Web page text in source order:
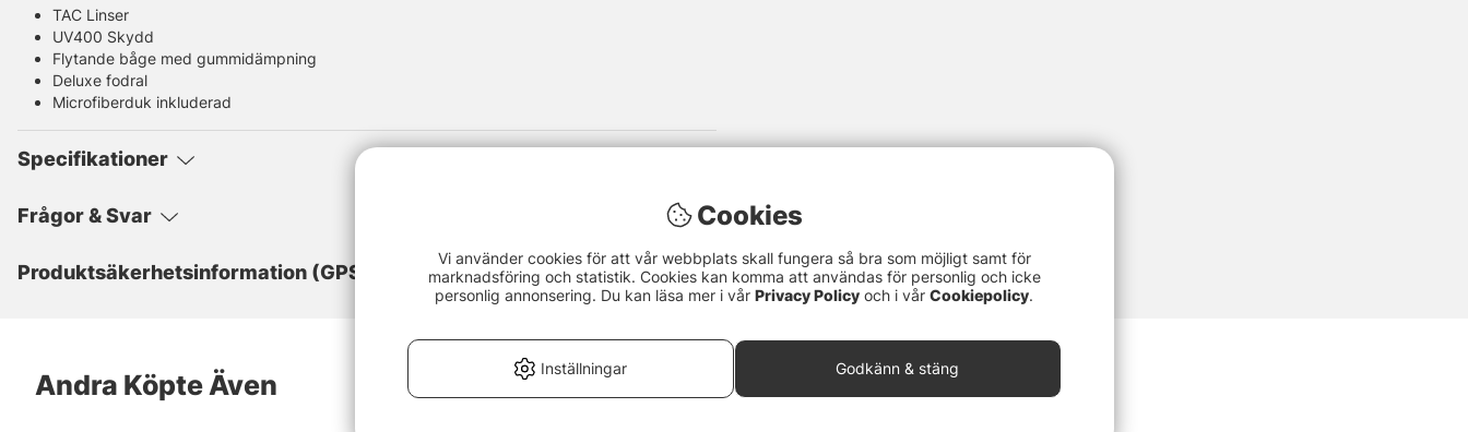
TAC Linser
UV400 Skydd
Flytande båge med gummidämpning
Deluxe fodral
Microfiberduk inkluderad
Specifikationer
Frågor & Svar
Produktsäkerhetsinformation (GPSR)
Andra Köpte Även
Cookies
Vi använder cookies för att vår webbplats skall fungera så bra som möjligt samt för
marknadsföring och statistik. Cookies kan komma att användas för personlig och icke
personlig annonsering. Du kan läsa mer i vår Privacy Policy och i vår Cookiepolicy.
Inställningar Godkänn & stäng